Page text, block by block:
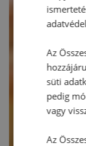
Az
süti
pedig
vagy
Az